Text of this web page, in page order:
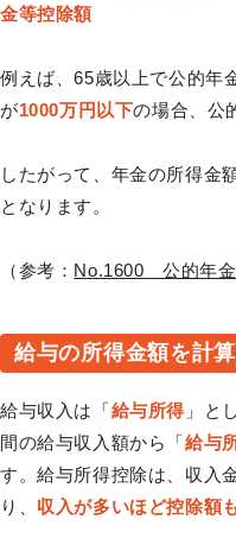
金等控除額
例えば、65歳以上で公的年
が1000万円以下の場合、公
したがって、年金の所得金
となります。
（参考： No.1600 公的年
給与の所得金額を計
給与収入は「給与所得 」と
間の給与収入額から「給与
す。給与所得控除は、収入
り、 収入が多いほど控除額